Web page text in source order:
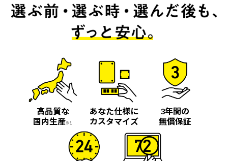
高品質な
国内生産※1
あなた仕様に
カスタマイズ
3年間の
無償保証